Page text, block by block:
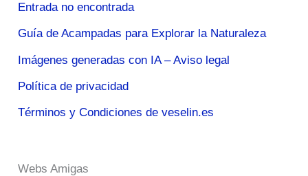
Entrada no encontrada
Guía de Acampadas para Explorar la Naturaleza
Imágenes generadas con IA – Aviso legal
Política de privacidad
Términos y Condiciones de veselin.es
Webs Amigas